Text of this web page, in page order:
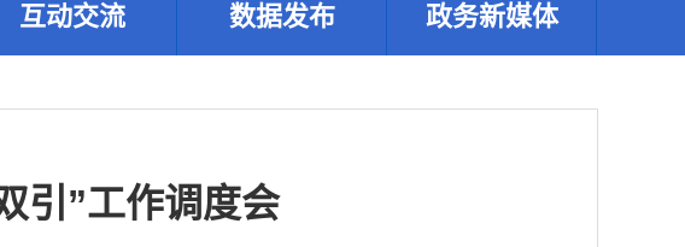
互动交流 数据发布 政务新媒体
引”工作调度会